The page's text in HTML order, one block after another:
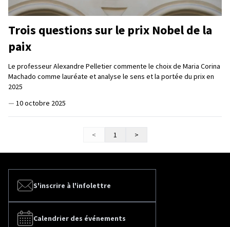
Trois questions sur le prix Nobel de la
paix
Le professeur Alexandre Pelletier commente le choix de Maria Corina
Machado comme lauréate et analyse le sens et la portée du prix en
2025
— 10 octobre 2025
< 1 >
S'inscrire à l'infolettre
Calendrier des événements